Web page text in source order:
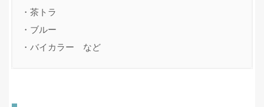
・茶トラ
・ブルー
・バイカラー　など